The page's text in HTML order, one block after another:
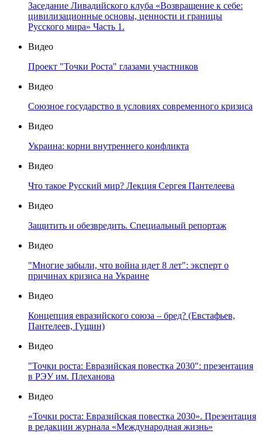
Заседание Ливадийского клуба «Возвращение к себе:
цивилизационные основы, ценности и границы
Русского мира» Часть 1.
Видео
Проект "Точки Роста" глазами участников
Видео
Союзное государство в условиях современного кризиса
Видео
Украина: корни внутреннего конфликта
Видео
Что такое Русский мир? Лекция Сергея Пантелеева
Видео
Защитить и обезвредить. Специальный репортаж
Видео
"Многие забыли, что война идет 8 лет": эксперт о
причинах кризиса на Украине
Видео
Концепция евразийского союза – бред? (Евстафьев,
Пантелеев, Гущин)
Видео
"Точки роста: Евразийская повестка 2030": презентация
в РЭУ им. Плеханова
Видео
«Точки роста: Евразийская повестка 2030». Презентация
в редакции журнала «Международная жизнь»